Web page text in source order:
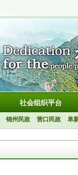
社会组织平台
锦州民政 营口民政 阜